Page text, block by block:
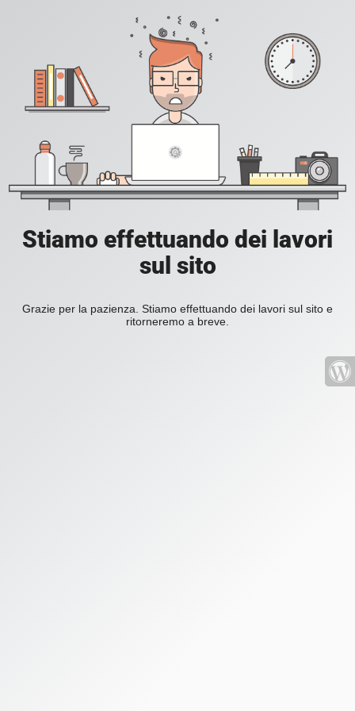
Stiamo effettuando dei lavori
sul sito
Grazie per la pazienza. Stiamo effettuando dei lavori sul sito e
ritorneremo a breve.